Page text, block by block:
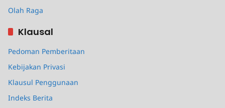
Olah Raga
Klausal
Pedoman Pemberitaan
Kebijakan Privasi
Klausul Penggunaan
Indeks Berita